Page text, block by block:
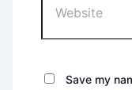
Save my